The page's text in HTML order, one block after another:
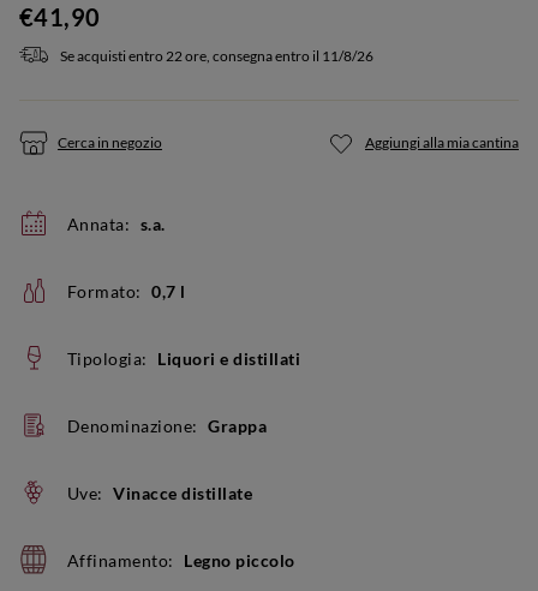
€41,90
Se acquisti entro 22 ore, consegna entro il 11/8/26
Cerca in negozio Aggiungi alla mia cantina
Annata: s.a.
Formato: 0,7 l
Tipologia: Liquori e distillati
Denominazione: Grappa
Uve: Vinacce distillate
Affinamento: Legno piccolo